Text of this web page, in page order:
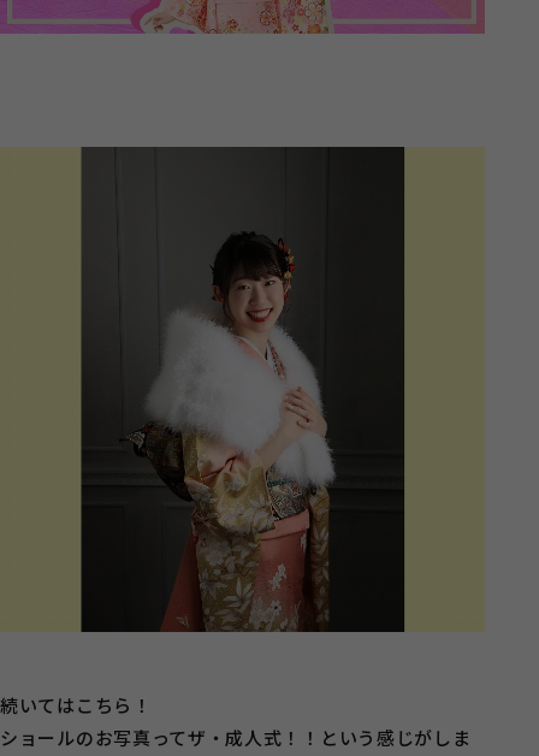
続いてはこちら！
ショールのお写真ってザ・成人式！！という感じがしま